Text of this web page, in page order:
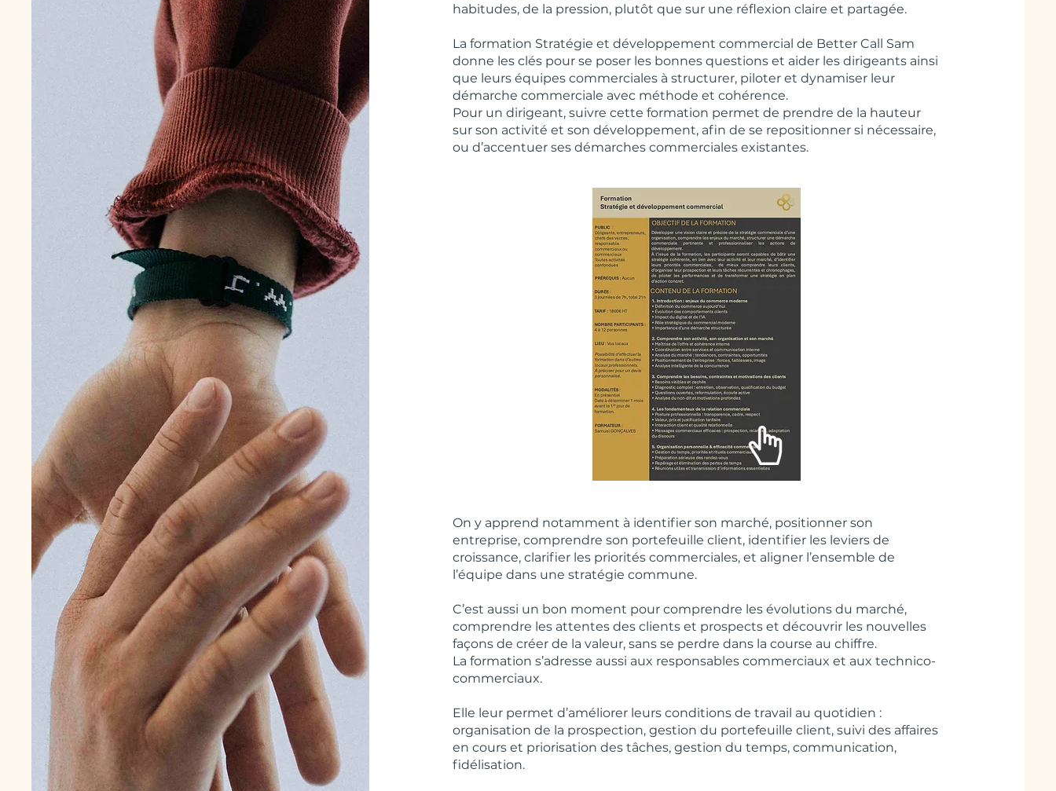
habitudes, de la pression, plutôt que sur une réflexion claire et partagée.
La formation Stratégie et développement commercial de Better Call Sam
donne les clés pour se poser les bonnes questions et aider les dirigeants ainsi
que leurs équipes commerciales à structurer, piloter et dynamiser leur
démarche commerciale avec méthode et cohérence.
Pour un dirigeant, suivre cette formation permet de prendre de la hauteur
sur son activité et son développement, afin de se repositionner si nécessaire,
ou d’accentuer ses démarches commerciales existantes.
On y apprend notamment à identifier son marché, positionner son
entreprise, comprendre son portefeuille client, identifier les leviers de
croissance, clarifier les priorités commerciales, et aligner l’ensemble de
l’équipe dans une stratégie commune.
C’est aussi un bon moment pour comprendre les évolutions du marché,
comprendre les attentes des clients et prospects et découvrir les nouvelles
façons de créer de la valeur, sans se perdre dans la course au chiffre.
La formation s’adresse aussi aux responsables commerciaux et aux technico-
commerciaux.
Elle leur permet d’améliorer leurs conditions de travail au quotidien :
organisation de la prospection, gestion du portefeuille client, suivi des affaires
en cours et priorisation des tâches, gestion du temps, communication,
fidélisation.